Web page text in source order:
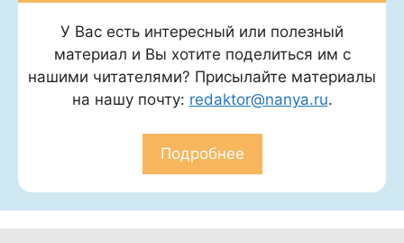
У Вас есть интересный или полезный
материал и Вы хотите поделиться им с
нашими читателями? Присылайте материалы
на нашу почту: redaktor@nanya.ru.
Подробнее